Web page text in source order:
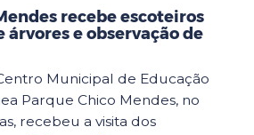
recebe escoteiros
e observação de
Municipal de Educação
Parque Chico Mendes, no
recebeu a visita dos